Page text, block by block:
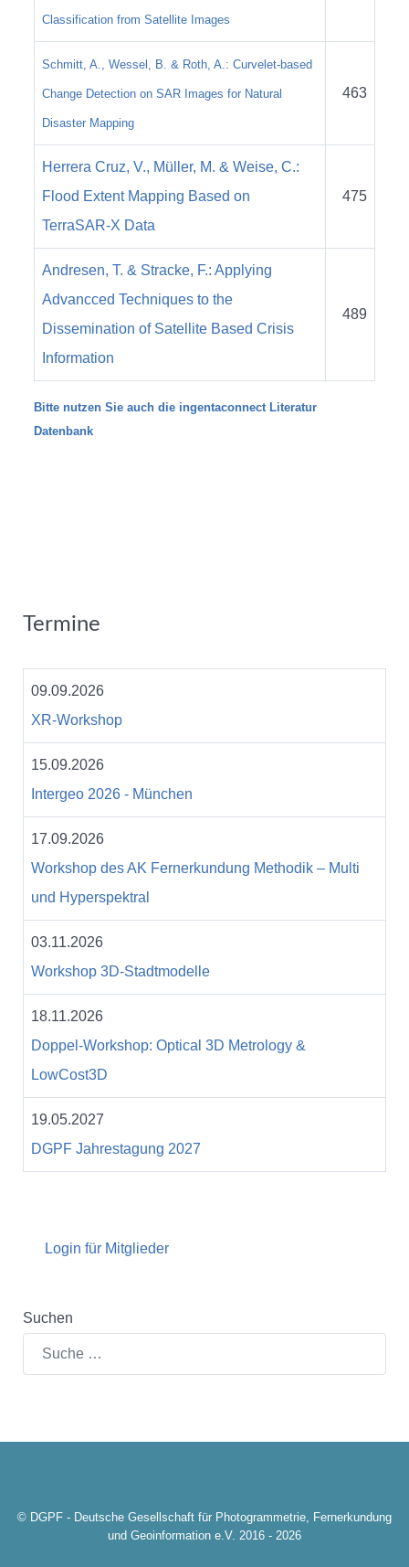
Classification from Satellite Images
Schmitt, A., Wessel, B. & Roth, A.: Curvelet-based
Change Detection on SAR Images for Natural
Disaster Mapping
463
Herrera Cruz, V., Müller, M. & Weise, C.:
Flood Extent Mapping Based on
TerraSAR-X Data
475
Andresen, T. & Stracke, F.: Applying
Advancced Techniques to the
Dissemination of Satellite Based Crisis
Information
489
Bitte nutzen Sie auch die ingentaconnect Literatur
Datenbank
Termine
09.09.2026
XR-Workshop
15.09.2026
Intergeo 2026 - München
17.09.2026
Workshop des AK Fernerkundung Methodik – Multi
und Hyperspektral
03.11.2026
Workshop 3D-Stadtmodelle
18.11.2026
Doppel-Workshop: Optical 3D Metrology &
LowCost3D
19.05.2027
DGPF Jahrestagung 2027
Login für Mitglieder
Suchen
© DGPF - Deutsche Gesellschaft für Photogrammetrie, Fernerkundung
und Geoinformation e.V. 2016 - 2026